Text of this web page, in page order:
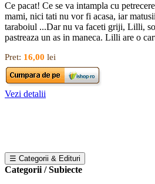
Ce pacat! Ce se va intampla cu
mami, nici tati nu vor fi acasa, iar
taraboiul ...Dar nu va faceti griji, Lilli,
pastreaza un as in maneca. Lilli are o
Pret: 16,00 lei
Vezi detalii
☰ Categorii & Edituri
Categorii / Subiecte